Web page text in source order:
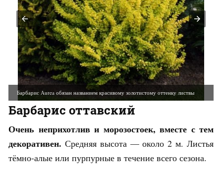
Барбарис Тунберга Atropurpurea эфектно выглядит как в одиночных посадках, так и в комбинации с другими растениями
Барбарис оттавский
Очень неприхотлив и морозостоек, вместе с тем
декоративен. Средняя высота — около 2 м. Листья
тёмно-алые или пурпурные в течение всего сезона.